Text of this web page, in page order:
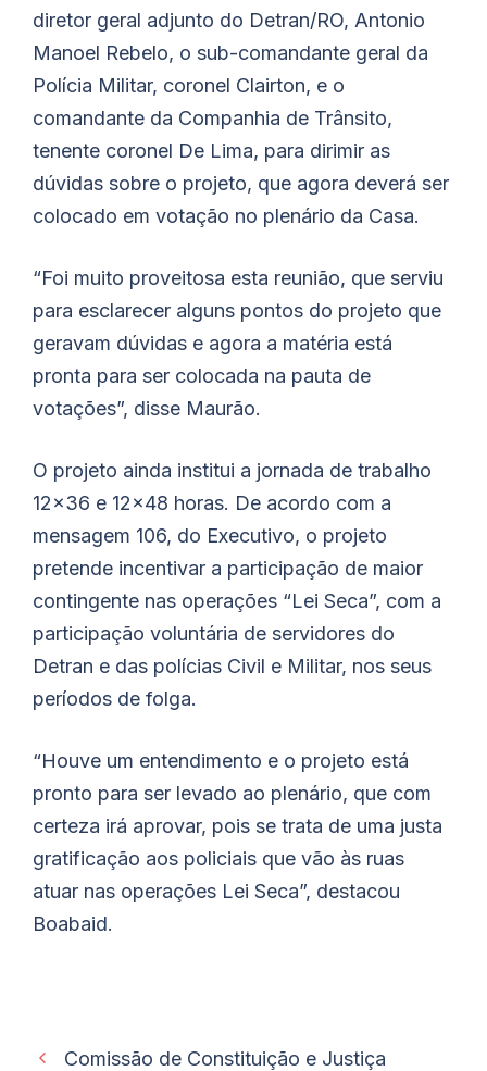
diretor geral adjunto do Detran/RO, Antonio
Manoel Rebelo, o sub-comandante geral da
Polícia Militar, coronel Clairton, e o
comandante da Companhia de Trânsito,
tenente coronel De Lima, para dirimir as
dúvidas sobre o projeto, que agora deverá ser
colocado em votação no plenário da Casa.
“Foi muito proveitosa esta reunião, que serviu
para esclarecer alguns pontos do projeto que
geravam dúvidas e agora a matéria está
pronta para ser colocada na pauta de
votações”, disse Maurão.
O projeto ainda institui a jornada de trabalho
12×36 e 12×48 horas. De acordo com a
mensagem 106, do Executivo, o projeto
pretende incentivar a participação de maior
contingente nas operações “Lei Seca”, com a
participação voluntária de servidores do
Detran e das polícias Civil e Militar, nos seus
períodos de folga.
“Houve um entendimento e o projeto está
pronto para ser levado ao plenário, que com
certeza irá aprovar, pois se trata de uma justa
gratificação aos policiais que vão às ruas
atuar nas operações Lei Seca”, destacou
Boabaid.
Comissão de Constituição e Justiça